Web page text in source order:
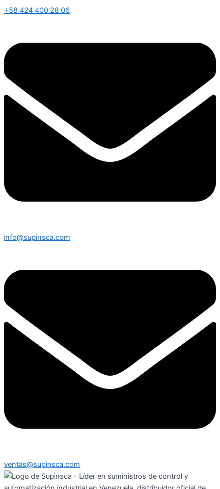
+58 424 400 28 06
info@supinsca.com
ventas@supinsca.com